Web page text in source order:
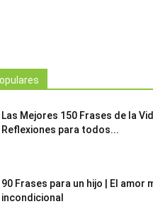
Las Mejores 150 Frases de la
Reflexiones para todos...
90 Frases para un hijo | El amor
incondicional